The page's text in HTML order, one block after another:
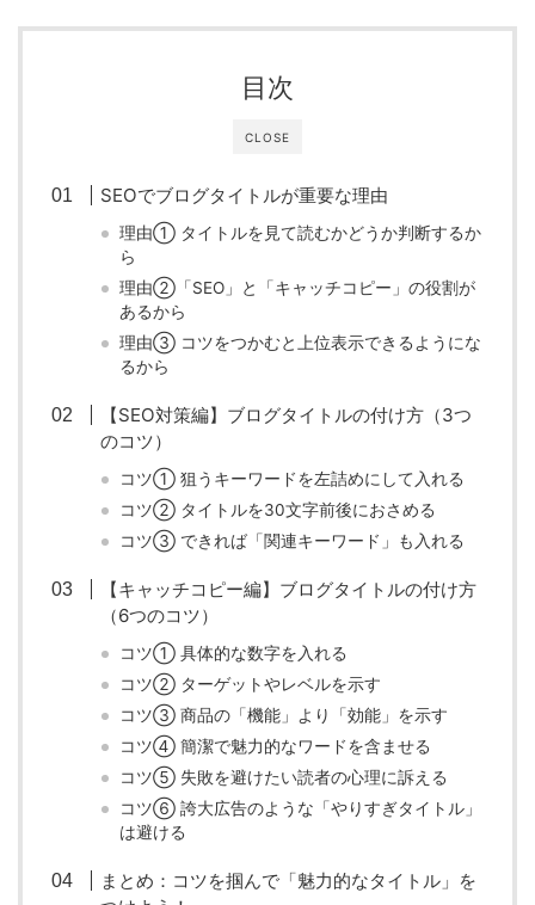
CLOSE
目次
SEOでブログタイトルが重要な理由
理由① タイトルを見て読むかどうか判断するか
ら
理由②「SEO」と「キャッチコピー」の役割が
あるから
理由③ コツをつかむと上位表示できるようにな
るから
【SEO対策編】ブログタイトルの付け方（3つ
のコツ）
コツ① 狙うキーワードを左詰めにして入れる
コツ② タイトルを30文字前後におさめる
コツ③ できれば「関連キーワード」も入れる
【キャッチコピー編】ブログタイトルの付け方
（6つのコツ）
コツ① 具体的な数字を入れる
コツ② ターゲットやレベルを示す
コツ③ 商品の「機能」より「効能」を示す
コツ④ 簡潔で魅力的なワードを含ませる
コツ⑤ 失敗を避けたい読者の心理に訴える
コツ⑥ 誇大広告のような「やりすぎタイトル」
は避ける
まとめ：コツを掴んで「魅力的なタイトル」を